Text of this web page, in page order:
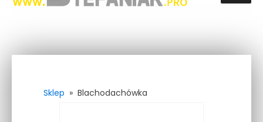
Sklep » Blachodachówka